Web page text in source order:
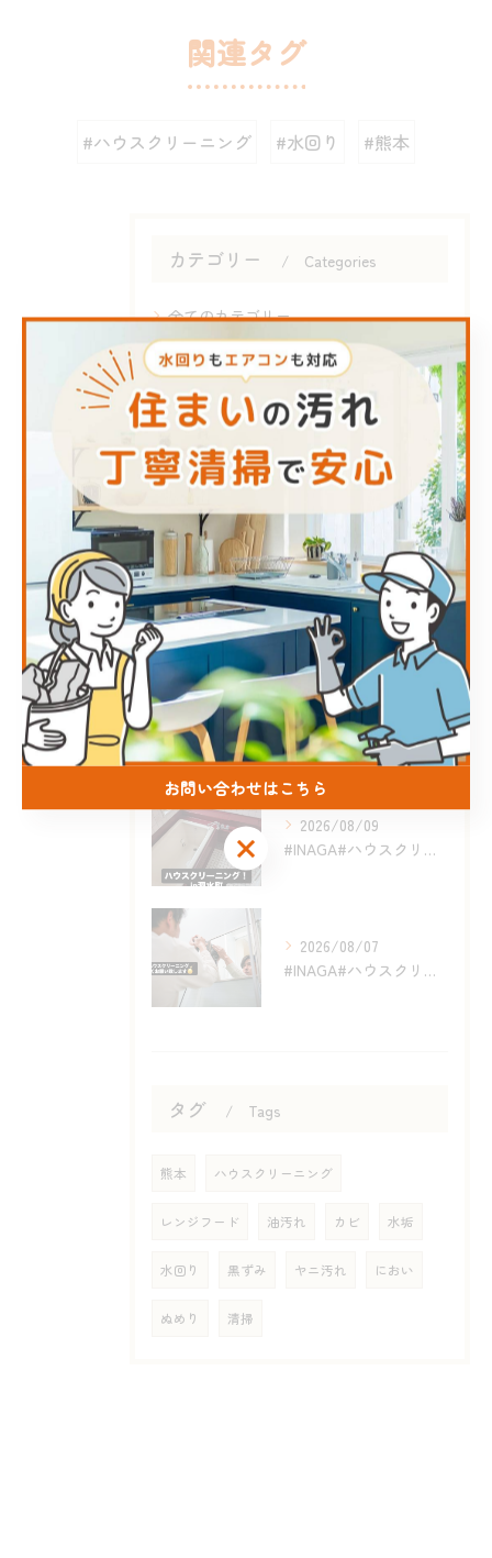
関連タグ
#ハウスクリーニング #水回り #熊本
カテゴリー Categories
全てのカテゴリー
エアコン
キッチン
お風呂
洗面所
トイレ
最近の投稿 Recent Posts
2026/08/10
2026/08/09
#INAGA#ハウスクリーニング#泗水町#合志市#エアコンク...
2026/08/07
#INAGA#ハウスクリーニング#熊本#近く#オススメ
タグ Tags
熊本 ハウスクリーニング
レンジフード 油汚れ カビ 水垢
水回り 黒ずみ ヤニ汚れ におい
ぬめり 清掃
お問い合わせはこちら
お問い合わせはこちら